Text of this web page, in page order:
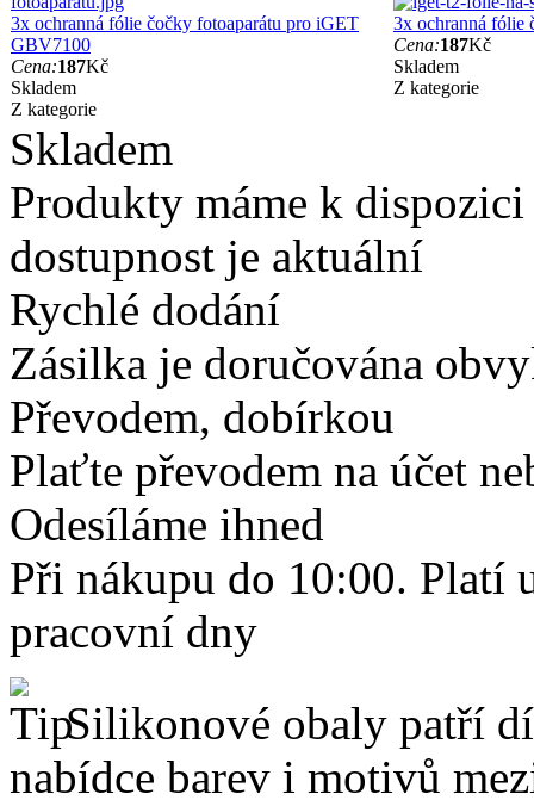
3x ochranná fólie čočky fotoaparátu pro iGET
GBV7100
Cena:187Kč
Skladem
Z kategorie
3x ochranná fólie
Cena:187Kč
Skladem
Z kategorie
Skladem
Produkty máme k
dostupnost je aktuální
Rychlé dodání
Zásilka je doručována
Převodem, dobírkou
Plaťte převodem na účet
Odesíláme ihned
Při nákupu do 10:00. Platí
pracovní dny
Silikonové obaly patří
nabídce barev i motivů